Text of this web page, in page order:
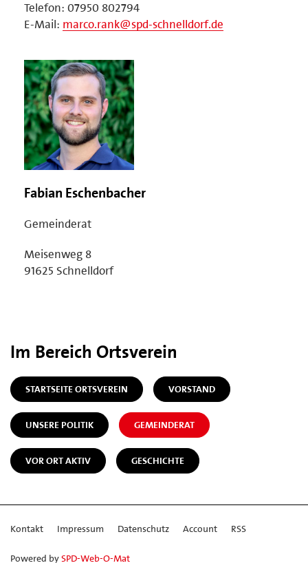
Telefon: 07950 802794
E-Mail: marco.rank@spd-schnelldorf.de
Fabian Eschenbacher
Gemeinderat
Meisenweg 8
91625 Schnelldorf
Im Bereich Ortsverein
STARTSEITE ORTSVEREIN VORSTAND
UNSERE POLITIK GEMEINDERAT
VOR ORT AKTIV GESCHICHTE
Kontakt Impressum Datenschutz Account RSS
Powered bySPD-Web-O-Mat